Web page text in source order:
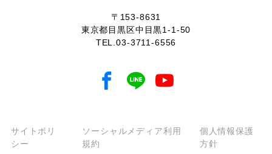
〒153-8631
東京都目黒区中目黒1-1-50
TEL.03-3711-6556
サイトポリ
シー
ソーシャルメディア利用
規約
個人情報保護
方針